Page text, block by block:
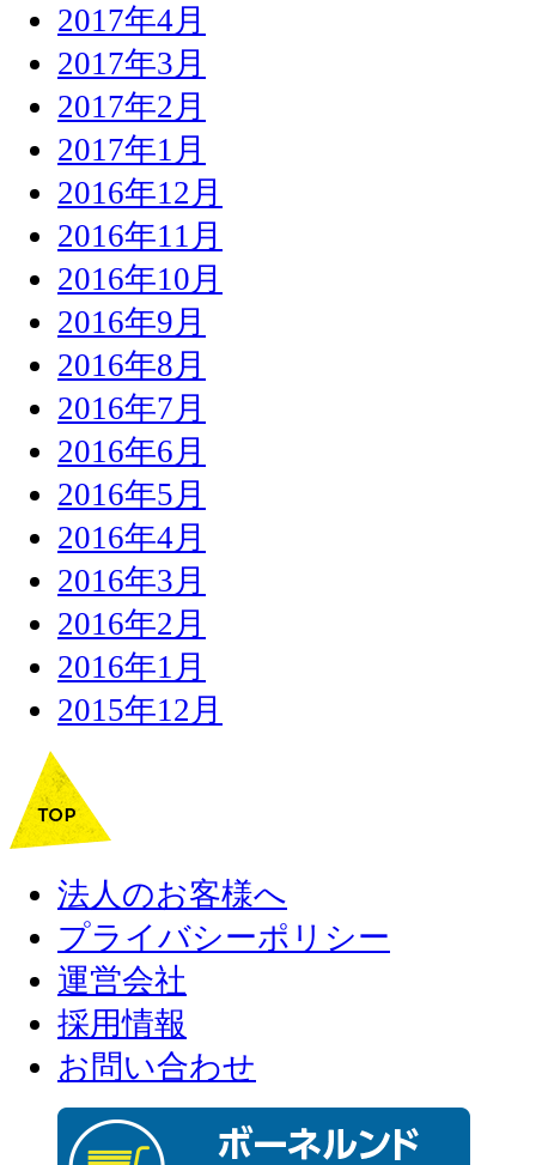
2017年4月
2017年3月
2017年2月
2017年1月
2016年12月
2016年11月
2016年10月
2016年9月
2016年8月
2016年7月
2016年6月
2016年5月
2016年4月
2016年3月
2016年2月
2016年1月
2015年12月
法人のお客様へ
プライバシーポリシー
運営会社
採用情報
お問い合わせ